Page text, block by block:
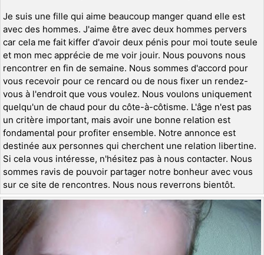
Je suis une fille qui aime beaucoup manger quand elle est
avec des hommes. J'aime être avec deux hommes pervers
car cela me fait kiffer d'avoir deux pénis pour moi toute seule
et mon mec apprécie de me voir jouir. Nous pouvons nous
rencontrer en fin de semaine. Nous sommes d'accord pour
vous recevoir pour ce rencard ou de nous fixer un rendez-
vous à l'endroit que vous voulez. Nous voulons uniquement
quelqu'un de chaud pour du côte-à-côtisme. L'âge n'est pas
un critère important, mais avoir une bonne relation est
fondamental pour profiter ensemble. Notre annonce est
destinée aux personnes qui cherchent une relation libertine.
Si cela vous intéresse, n'hésitez pas à nous contacter. Nous
sommes ravis de pouvoir partager notre bonheur avec vous
sur ce site de rencontres. Nous nous reverrons bientôt.